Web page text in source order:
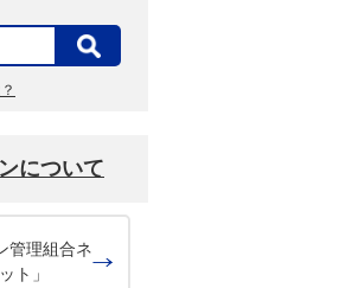
表
について
管理組合ネ
ト」